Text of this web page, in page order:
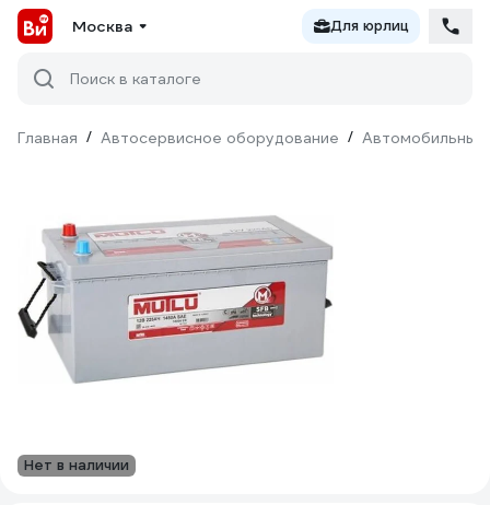
Москва Для юрлиц
Поиск в каталоге
Главная / Автосервисное оборудование / Автомобильные
Нет в наличии